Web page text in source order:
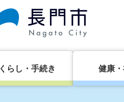
くらし・手続き 健康